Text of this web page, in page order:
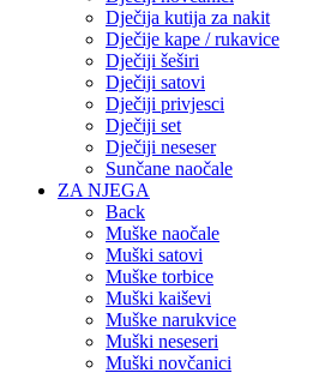
Dječija kutija za nakit
Dječije kape / rukavice
Dječiji šeširi
Dječiji satovi
Dječiji privjesci
Dječiji set
Dječiji neseser
Sunčane naočale
ZA NJEGA
Back
Muške naočale
Muški satovi
Muške torbice
Muški kaiševi
Muške narukvice
Muški neseseri
Muški novčanici